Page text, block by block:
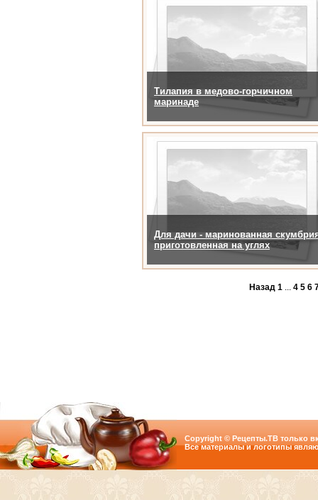
Тилапия в медово-горчичном
маринаде
Для дачи - маринованная
приготовленная на углях
Назад 1 ... 4 5 6
Copyright © Рецепты.ТВ только
Все материалы и логотипы